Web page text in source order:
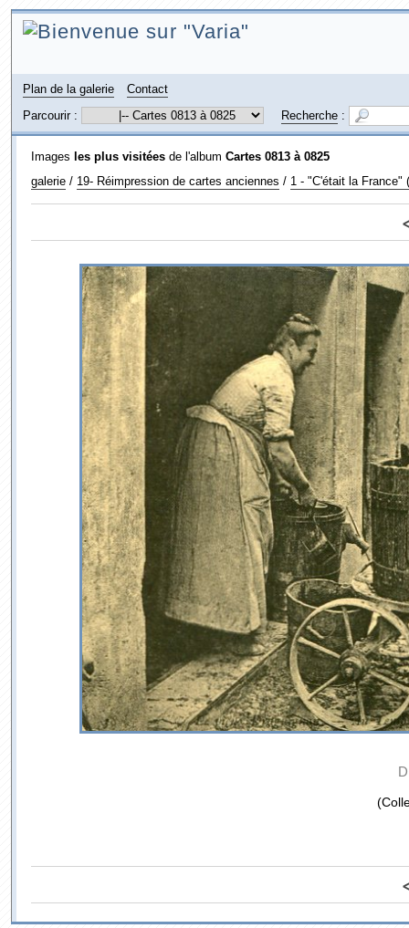
Plan de la galerie
Contact
Parcourir :
Recherche:
Images les plus visitéesde l'album Cartes 0813 à 0825
galerie/ 19- Réimpression de cartes anciennes / 1 - "C'était la France"